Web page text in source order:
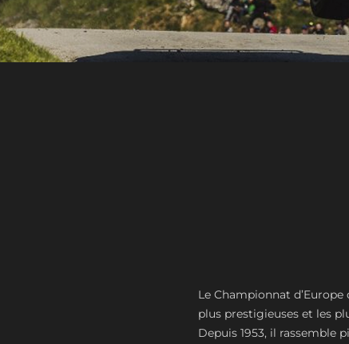
Le Championnat d’Europe
plus prestigieuses et les
Depuis 1953, il rassemble